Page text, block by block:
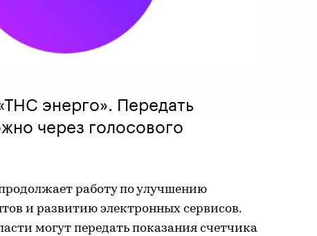
энерго». Передать
через голосового
работу по улучшению
и развитию электронных сервисов.
могут передать показания счетчика